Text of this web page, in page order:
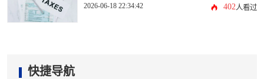
2026-06-18 22:34:42 402人看过
快捷导航